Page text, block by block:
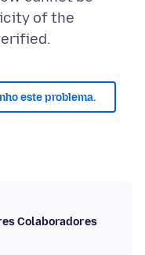
of the
este problema.
Colaboradores